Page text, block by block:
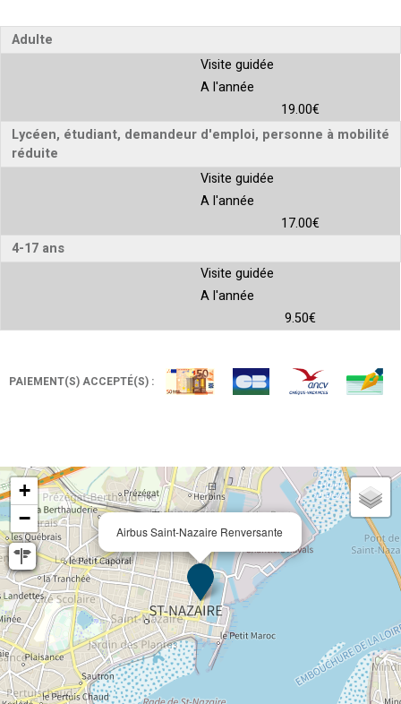
Adulte
Visite guidée
A l'année
19.00€
Lycéen, étudiant, demandeur d'emploi, personne à mobilité
réduite
Visite guidée
A l'année
17.00€
4-17 ans
Visite guidée
A l'année
9.50€
PAIEMENT(S) ACCEPTÉ(S) :
Airbus Saint-Nazaire Renversante
+
−